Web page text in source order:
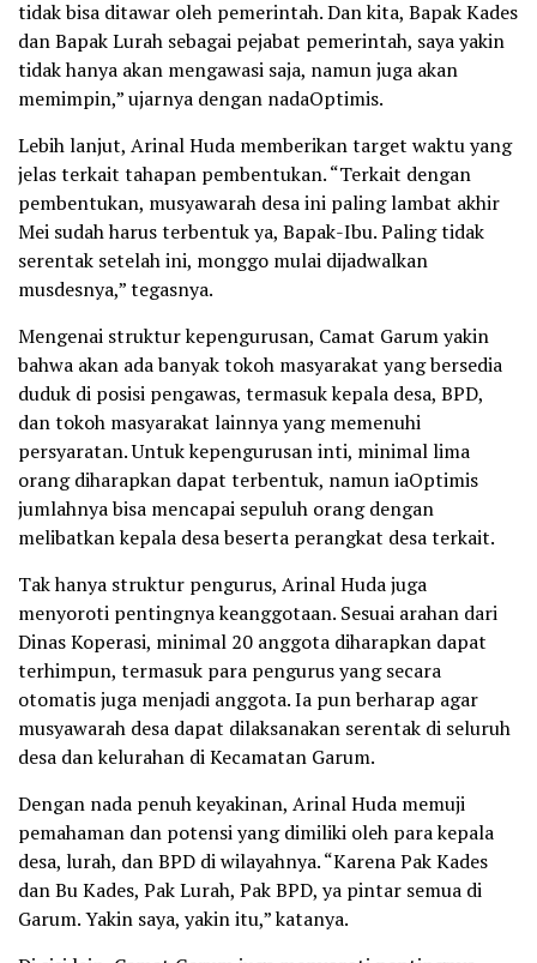
tidak bisa ditawar oleh pemerintah. Dan kita, Bapak Kades
dan Bapak Lurah sebagai pejabat pemerintah, saya yakin
tidak hanya akan mengawasi saja, namun juga akan
memimpin,” ujarnya dengan nadaOptimis.
Lebih lanjut, Arinal Huda memberikan target waktu yang
jelas terkait tahapan pembentukan. “Terkait dengan
pembentukan, musyawarah desa ini paling lambat akhir
Mei sudah harus terbentuk ya, Bapak-Ibu. Paling tidak
serentak setelah ini, monggo mulai dijadwalkan
musdesnya,” tegasnya.
Mengenai struktur kepengurusan, Camat Garum yakin
bahwa akan ada banyak tokoh masyarakat yang bersedia
duduk di posisi pengawas, termasuk kepala desa, BPD,
dan tokoh masyarakat lainnya yang memenuhi
persyaratan. Untuk kepengurusan inti, minimal lima
orang diharapkan dapat terbentuk, namun iaOptimis
jumlahnya bisa mencapai sepuluh orang dengan
melibatkan kepala desa beserta perangkat desa terkait.
Tak hanya struktur pengurus, Arinal Huda juga
menyoroti pentingnya keanggotaan. Sesuai arahan dari
Dinas Koperasi, minimal 20 anggota diharapkan dapat
terhimpun, termasuk para pengurus yang secara
otomatis juga menjadi anggota. Ia pun berharap agar
musyawarah desa dapat dilaksanakan serentak di seluruh
desa dan kelurahan di Kecamatan Garum.
Dengan nada penuh keyakinan, Arinal Huda memuji
pemahaman dan potensi yang dimiliki oleh para kepala
desa, lurah, dan BPD di wilayahnya. “Karena Pak Kades
dan Bu Kades, Pak Lurah, Pak BPD, ya pintar semua di
Garum. Yakin saya, yakin itu,” katanya.